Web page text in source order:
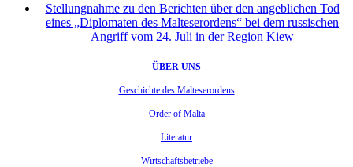
Stellungnahme zu den Berichten über den angeblichen Tod
eines „Diplomaten des Malteserordens“ bei dem russischen
Angriff vom 24. Juli in der Region Kiew
ÜBER UNS
Geschichte des Malteserordens
Order of Malta
Literatur
Wirtschaftsbetriebe